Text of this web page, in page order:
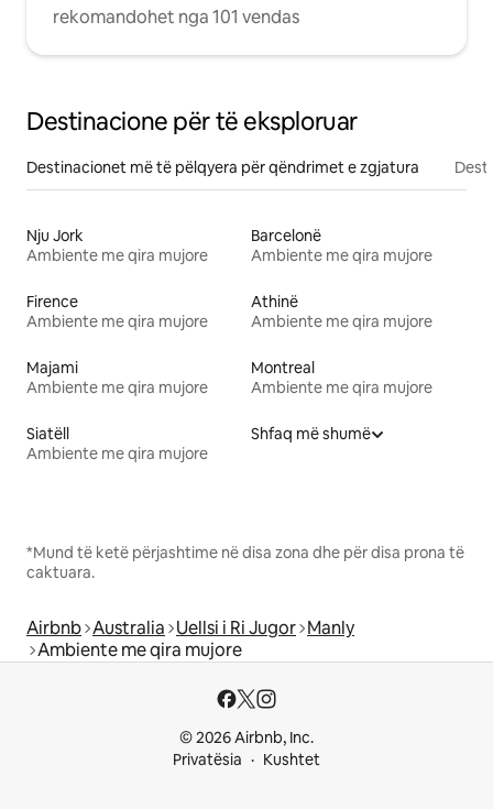
rekomandohet nga 101 vendas
Destinacione për të eksploruar
Destinacionet më të pëlqyera për qëndrimet e zgjatura
Nju Jork
Ambiente me qira mujore
Barcelonë
Ambiente me qira mujore
Firence
Ambiente me qira mujore
Athinë
Ambiente me qira mujore
Majami
Ambiente me qira mujore
Montreal
Ambiente me qira mujore
Siatëll
Ambiente me qira mujore
Shfaq më shumë
*Mund të ketë përjashtime në disa zona dhe për disa prona të
caktuara.
Airbnb Australia Uellsi i Ri Jugor Manly
Ambiente me qira mujore
© 2026 Airbnb, Inc.
Privatësia
Kushtet